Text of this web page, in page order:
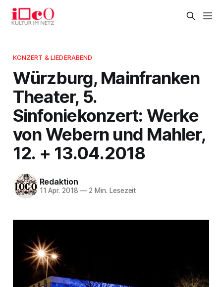
KONZERT & LIEDERABEND
Würzburg, Mainfranken
Theater, 5.
Sinfoniekonzert: Werke
von Webern und Mahler,
12. + 13.04.2018
Redaktion
11 Apr. 2018 —2 Min. Lesezeit